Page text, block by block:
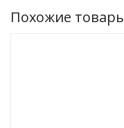
Похожие